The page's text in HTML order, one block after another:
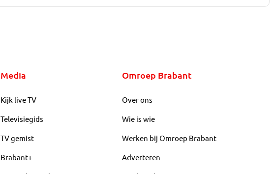
Media
Kijk live TV
Televisiegids
TV gemist
Brabant+
Omroep Brabant
Over ons
Wie is wie
Werken bij Omroep Brabant
Adverteren